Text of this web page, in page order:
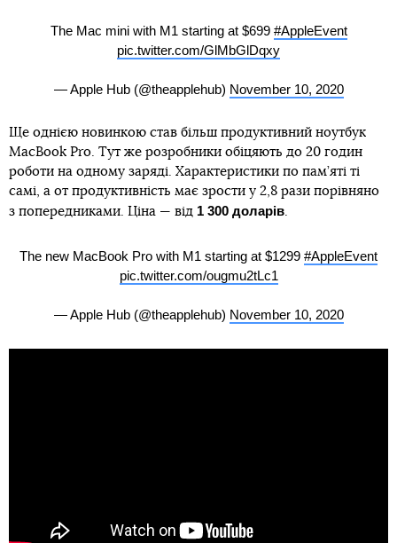
The Mac mini with M1 starting at $699 #AppleEvent
pic.twitter.com/GlMbGlDqxy
— Apple Hub (@theapplehub) November 10, 2020
Ще однією новинкою став більш продуктивний ноутбук
MacBook Pro. Тут же розробники обіцяють до 20 годин
роботи на одному заряді. Характеристики по пам’яті ті
самі, а от продуктивність має зрости у 2,8 рази порівняно
з попередниками. Ціна — від 1 300 доларів.
The new MacBook Pro with M1 starting at $1299 #AppleEvent
pic.twitter.com/ougmu2tLc1
— Apple Hub (@theapplehub) November 10, 2020